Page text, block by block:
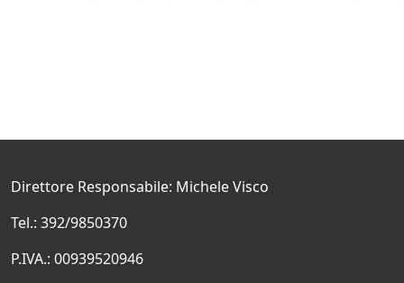
Direttore Responsabile: Michele Visco
Tel.: 392/9850370
P.IVA.: 00939520946